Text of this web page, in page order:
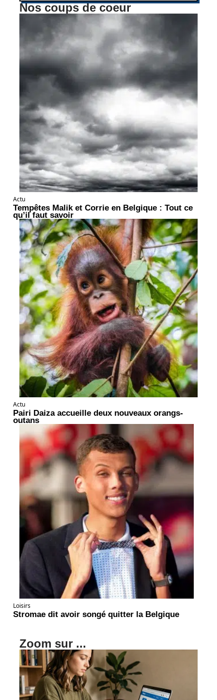
Nos coups de coeur
Actu
Tempêtes Malik et Corrie en Belgique : Tout ce
qu’il faut savoir
Actu
Pairi Daiza accueille deux nouveaux orangs-
outans
Loisirs
Stromae dit avoir songé quitter la Belgique
Zoom sur ...